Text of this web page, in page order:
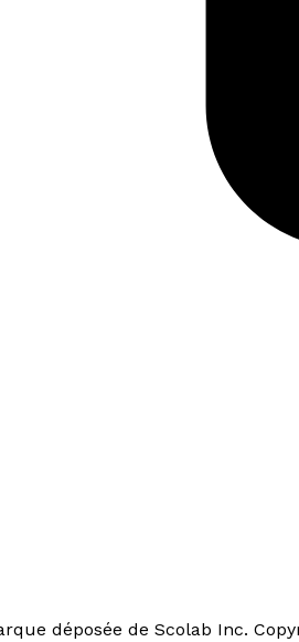
déposée de Scolab Inc.